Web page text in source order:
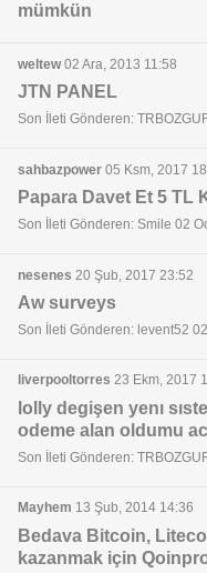
mümkün
weltew02 Ara, 2013 11:58
JTN PANEL
Son İleti Gönderen:
sahbazpower 05 Ksm, 2017
Papara Davet Et 5 TL
Son İleti Gönderen: Smile 02
nesenes 20 Şub, 2017 23:52
Aw surveys
Son İleti Gönderen: levent52
liverpooltorres 23 Ekm, 2017
lolly degişen yenı
odeme alan oldumu
Son İleti Gönderen:
Mayhem 13 Şub, 2014 14:36
Bedava Bitcoin,
kazanmak için